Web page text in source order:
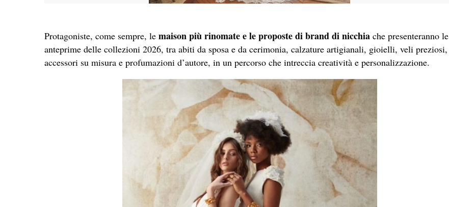
Protagoniste, come sempre, le maison più rinomate e le proposte di brand di nicchia che presenteranno le
anteprime delle collezioni 2026, tra abiti da sposa e da cerimonia, calzature artigianali, gioielli, veli preziosi,
accessori su misura e profumazioni d’autore, in un percorso che intreccia creatività e personalizzazione.